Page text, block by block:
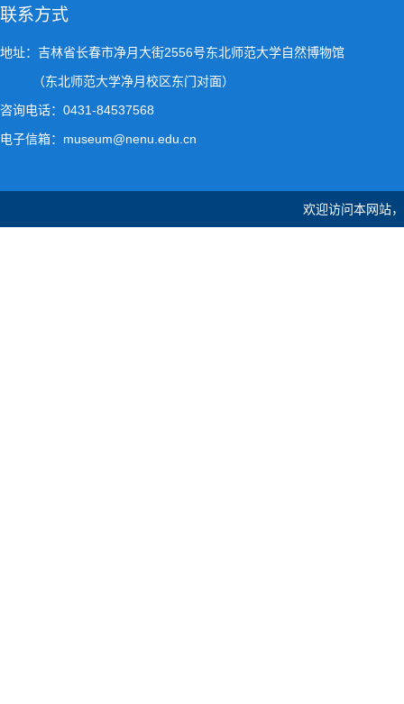
联系方式
地址：吉林省长春市净月大街2556号东北师范大学自然博物馆
（东北师范大学净月校区东门对面）
咨询电话：0431-84537568
电子信箱：museum@nenu.edu.cn
欢迎访问本网站